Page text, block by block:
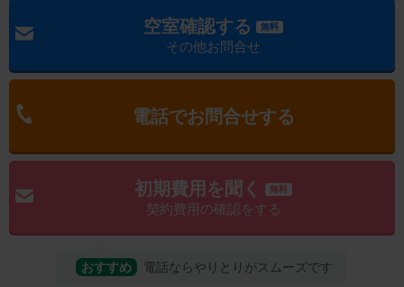
空室確認する 無料
その他お問合せ
電話でお問合せする
初期費用を聞く 無料
契約費用の確認をする
おすすめ 電話ならやりとりがスムーズです